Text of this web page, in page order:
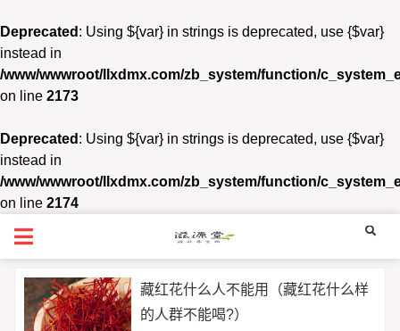
Deprecated : Using ${var} in strings is deprecated, use {$var}
instead in
/www/wwwroot/llxdmx.com/zb_system/function/
on line 2173
Deprecated : Using ${var} in strings is deprecated, use {$var}
instead in
/www/wwwroot/llxdmx.com/zb_system/function/
on line 2174
藏红花什么人不能用（藏红花什么样
的人群不能喝?）